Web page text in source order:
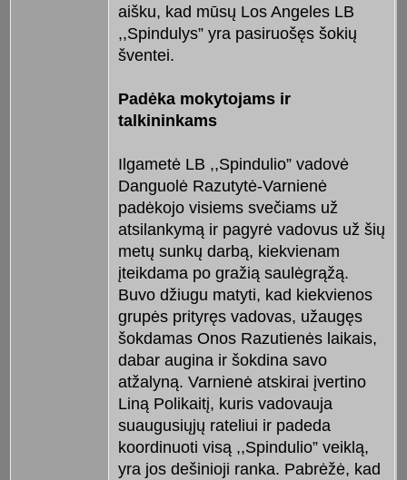
aišku, kad mūsų Los Angeles LB
,,Spindulys” yra pasiruošęs šokių
šventei.
Padėka mokytojams ir
talkininkams
Ilgametė LB ,,Spindulio” vadovė
Danguolė Razutytė-Varnienė
padėkojo visiems svečiams už
atsilankymą ir pagyrė vadovus už šių
metų sunkų darbą, kiekvienam
įteikdama po gražią saulėgrąžą.
Buvo džiugu matyti, kad kiekvienos
grupės prityręs vadovas, užaugęs
šokdamas Onos Razutienės laikais,
dabar augina ir šokdina savo
atžalyną. Varnienė atskirai įvertino
Liną Polikaitį, kuris vadovauja
suaugusiųjų rateliui ir padeda
koordinuoti visą ,,Spindulio” veiklą,
yra jos dešinioji ranka. Pabrėžė, kad